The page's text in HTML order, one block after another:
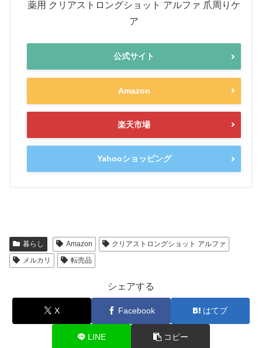
薬用 クリアストロングショット アルファ 爪周りケ
ア
公式サイト
Amazon
楽天市場
Yahooショッピング
暮らし Amazon
クリアストロングショット アルファ
メルカリ
転売品
シェアする
X Facebook はてブ
LINE コピー